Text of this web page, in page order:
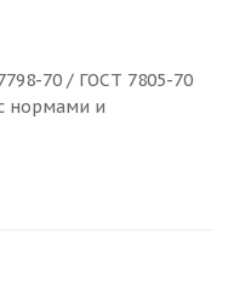
70 / ГОСТ 7805-70
нормами и